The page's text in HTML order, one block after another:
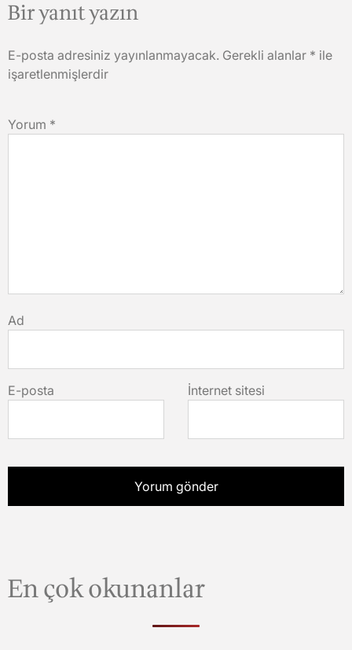
Bir yanıt yazın
E-posta adresiniz yayınlanmayacak. Gerekli alanlar * ile
işaretlenmişlerdir
Yorum *
Ad
E-posta İnternet sitesi
En çok okunanlar